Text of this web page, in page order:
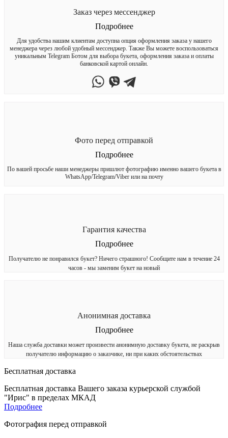
Заказ через мессенджер
Подробнее
Для удобства нашим клиентам доступна опция оформления заказа у нашего
менеджера через любой удобный мессенджер. Также Вы можете воспользоваться
уникальным Telegram Ботом для выбора букета, оформления заказа и оплаты
банковской картой онлайн.
Фото перед отправкой
Подробнее
По вашей просьбе наши менеджеры пришлют фотографию именно вашего букета в
WhatsApp/Telegram/Viber или на почту
Гарантия качества
Подробнее
Получателю не понравился букет? Ничего страшного! Сообщите нам в течение 24
часов - мы заменим букет на новый
Анонимная доставка
Подробнее
Наша служба доставки может произвести анонимную доставку букета, не раскрыв
получателю информацию о заказчике, ни при каких обстоятельствах
Бесплатная доставка
Бесплатная доставка Вашего заказа курьерской службой
"Ирис" в пределах МКАД
Подробнее
Фотография перед отправкой